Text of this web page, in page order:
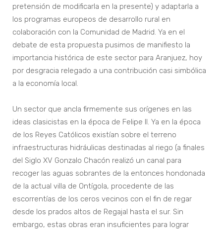
pretensión de modificarla en la presente) y adaptarla a
los programas europeos de desarrollo rural en
colaboración con la Comunidad de Madrid. Ya en el
debate de esta propuesta pusimos de manifiesto la
importancia histórica de este sector para Aranjuez, hoy
por desgracia relegado a una contribución casi simbólica
a la economía local.
Un sector que ancla firmemente sus orígenes en las
ideas clasicistas en la época de Felipe II. Ya en la época
de los Reyes Católicos existían sobre el terreno
infraestructuras hidráulicas destinadas al riego (a finales
del Siglo XV Gonzalo Chacón realizó un canal para
recoger las aguas sobrantes de la entonces hondonada
de la actual villa de Ontígola, procedente de las
escorrentías de los ceros vecinos con el fin de regar
desde los prados altos de Regajal hasta el sur. Sin
embargo, estas obras eran insuficientes para lograr